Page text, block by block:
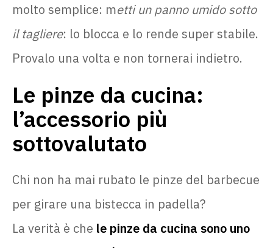
molto semplice: metti un panno umido sotto
il tagliere: lo blocca e lo rende super stabile.
Provalo una volta e non tornerai indietro.
Le pinze da cucina:
l’accessorio più
sottovalutato
Chi non ha mai rubato le pinze del barbecue
per girare una bistecca in padella?
La verità è che le pinze da cucina sono uno